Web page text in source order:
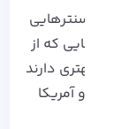
سنترهایی
هایی که از
بهتری دارند
و آمریکا